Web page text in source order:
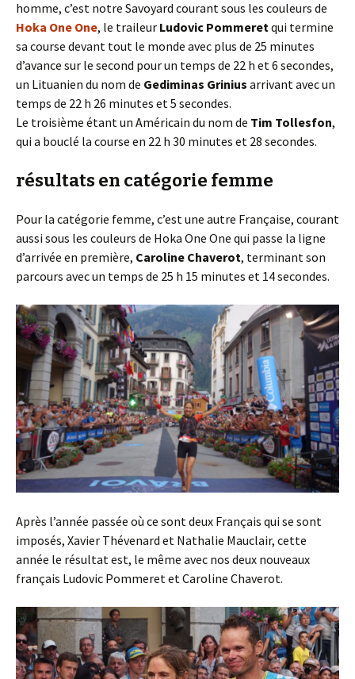
homme, c’est notre Savoyard courant sous les couleurs de
Hoka One One, le traileur Ludovic Pommeretqui termine
sa course devant tout le monde avec plus de 25 minutes
d’avance sur le second pour un temps de 22 h et 6 secondes,
un Lituanien du nom de Gediminas Grinius arrivant avec un
temps de 22 h 26 minutes et 5 secondes.
Le troisième étant un Américain du nom de Tim Tollesfon,
qui a bouclé la course en 22 h 30 minutes et 28 secondes.
résultats en catégorie femme
Pour la catégorie femme, c’est une autre Française, courant
aussi sous les couleurs de Hoka One One qui passe la ligne
d’arrivée en première, Caroline Chaverot, terminant son
parcours avec un temps de 25 h 15 minutes et 14 secondes.
Après l’année passée où ce sont deux Français qui se sont
imposés, Xavier Thévenard et Nathalie Mauclair, cette
année le résultat est, le même avec nos deux nouveaux
français Ludovic Pommeret et Caroline Chaverot.